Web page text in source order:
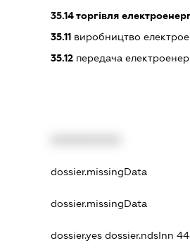
35.14торгівля
35.11виробництво
35.12передача
dossier.missingData
dossier.missingData
dossier.yes dossier.ndsInn